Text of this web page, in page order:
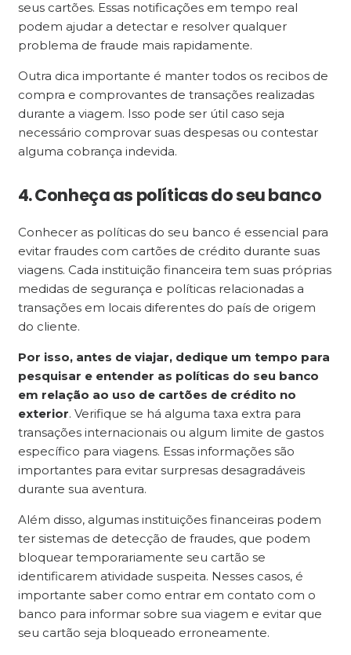
seus cartões. Essas notificações em tempo real
podem ajudar a detectar e resolver qualquer
problema de fraude mais rapidamente.
Outra dica importante é manter todos os recibos de
compra e comprovantes de transações realizadas
durante a viagem. Isso pode ser útil caso seja
necessário comprovar suas despesas ou contestar
alguma cobrança indevida.
4. Conheça as políticas do seu banco
Conhecer as políticas do seu banco é essencial para
evitar fraudes com cartões de crédito durante suas
viagens. Cada instituição financeira tem suas próprias
medidas de segurança e políticas relacionadas a
transações em locais diferentes do país de origem
do cliente.
Por isso, antes de viajar, dedique um tempo para
pesquisar e entender as políticas do seu banco
em relação ao uso de cartões de crédito no
exterior. Verifique se há alguma taxa extra para
transações internacionais ou algum limite de gastos
específico para viagens. Essas informações são
importantes para evitar surpresas desagradáveis
durante sua aventura.
Além disso, algumas instituições financeiras podem
ter sistemas de detecção de fraudes, que podem
bloquear temporariamente seu cartão se
identificarem atividade suspeita. Nesses casos, é
importante saber como entrar em contato com o
banco para informar sobre sua viagem e evitar que
seu cartão seja bloqueado erroneamente.